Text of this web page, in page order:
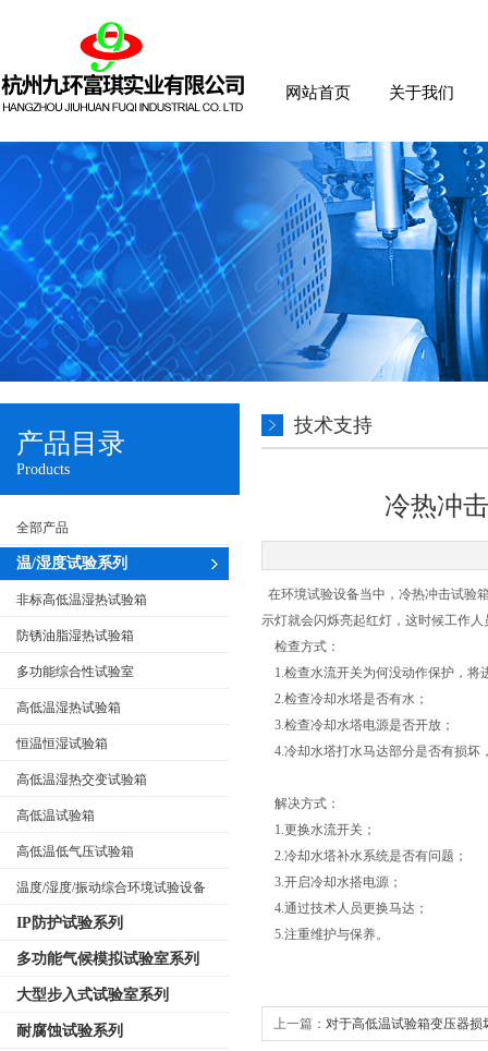
网站首页 关于我们
产品目录
Products
全部产品
温/湿度试验系列
非标高低温湿热试验箱
防锈油脂湿热试验箱
多功能综合性试验室
高低温湿热试验箱
恒温恒湿试验箱
高低温湿热交变试验箱
高低温试验箱
高低温低气压试验箱
温度/湿度/振动综合环境试验设备
IP防护试验系列
多功能气候模拟试验室系列
大型步入式试验室系列
耐腐蚀试验系列
技术支持
冷热冲
在环境试验设备当中，冷热冲击试验
示灯就会闪烁亮起红灯，这时候工作
检查方式：
1.检查水流开关为何没动作保护，将
2.检查冷却水塔是否有水；
3.检查冷却水塔电源是否开放；
4.冷却水塔打水马达部分是否有损坏
解决方式：
1.更换水流开关；
2.冷却水塔补水系统是否有问题；
3.开启冷却水搭电源；
4.通过技术人员更换马达；
5.注重维护与保养。
上一篇： 对于高低温试验箱变压器损